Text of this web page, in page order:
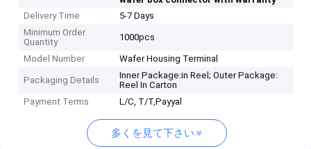
Delivery Time
5-7 Days
Minimum Order
Quantity
1000pcs
Model Number Wafer Housing Terminal
Packaging Details
Inner Package:in Reel; Outer Package:
Reel In Carton
Payment Terms
L/C, T/T,Payyal
多くを見て下さい